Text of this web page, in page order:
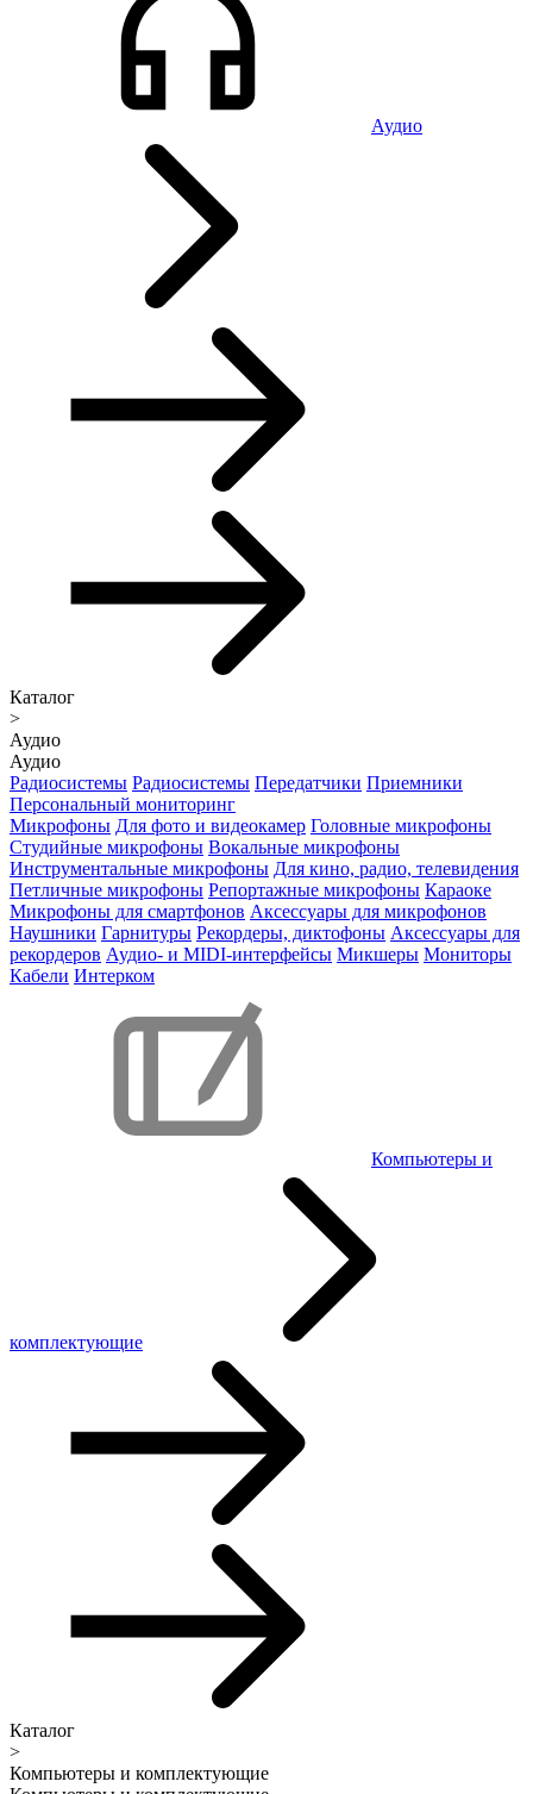
Аудио
Каталог
>
Аудио
Аудио
Радиосистемы Радиосистемы Передатчики Приемники
Персональный мониторинг
Микрофоны Для фото и видеокамер Головные микрофоны
Студийные микрофоны Вокальные микрофоны
Инструментальные микрофоны Для кино, радио, телевидения
Петличные микрофоны Репортажные микрофоны Караоке
Микрофоны для смартфонов Аксессуары для микрофонов
Наушники Гарнитуры Рекордеры, диктофоны Аксессуары для
рекордеров Аудио- и MIDI-интерфейсы Микшеры Мониторы
Кабели Интерком
Компьютеры и
комплектующие
Каталог
>
Компьютеры и комплектующие